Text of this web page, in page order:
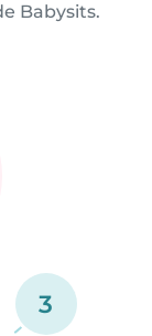
Babysits.
3